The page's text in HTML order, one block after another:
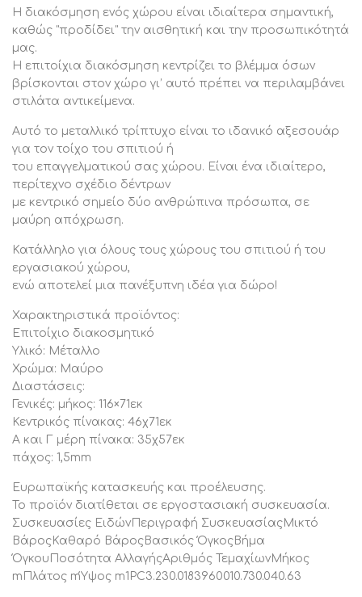
πάχος: 1,5mm
Ευρωπαϊκής κατασκευής και προέλευσης.
Το προϊόν διατίθεται σε εργοστασιακή συσκευασία.
Η διακόσμηση ενός χώρου είναι ιδιαίτερα σημαντική,
καθώς "προδίδει" την αισθητική και την προσωπικότητά
μας.
Η επιτοίχια διακόσμηση κεντρίζει το βλέμμα όσων
βρίσκονται στον χώρο γι’ αυτό πρέπει να περιλαμβάνει
στιλάτα αντικείμενα.
Αυτό το μεταλλικό τρίπτυχο είναι το ιδανικό αξεσουάρ
για τον τοίχο του σπιτιού ή
του επαγγελματικού σας χώρου. Είναι ένα ιδιαίτερο,
περίτεχνο σχέδιο δέντρων
με κεντρικό σημείο δύο ανθρώπινα πρόσωπα, σε
μαύρη απόχρωση.
Κατάλληλο για όλους τους χώρους του σπιτιού ή του
εργασιακού χώρου,
ενώ αποτελεί μια πανέξυπνη ιδέα για δώρο!
Χαρακτηριστικά προϊόντος:
Επιτοίχιο διακοσμητικό
Υλικό: Μέταλλο
Χρώμα: Μαύρο
Διαστάσεις:
Γενικές: μήκος: 116×71εκ
Κεντρικός πίνακας: 46χ71εκ
Α και Γ μέρη πίνακα: 35χ57εκ
πάχος: 1,5mm
Ευρωπαϊκής κατασκευής και προέλευσης.
Το προϊόν διατίθεται σε εργοστασιακή συσκευασία.
Συσκευασίες ΕιδώνΠεριγραφή ΣυσκευασίαςΜικτό
ΒάροςΚαθαρό ΒάροςΒασικός ΌγκοςΒήμα
ΌγκουΠοσότητα ΑλλαγήςΑριθμός ΤεμαχίωνΜήκος
mΠλάτος mΎψος m1PC3.230.0183960010.730.040.63